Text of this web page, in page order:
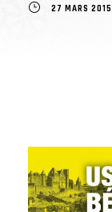
27 MARS 2015